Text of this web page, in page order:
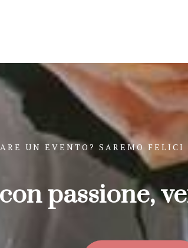
passione,
UN EVENTO? SAREMO FELICI